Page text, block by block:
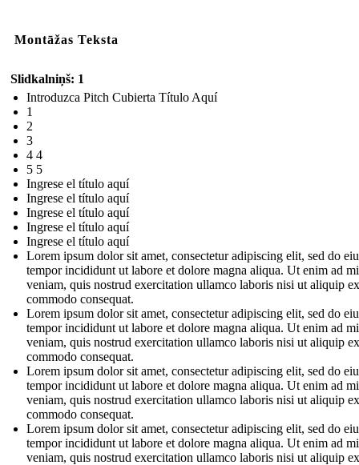
Montāžas Teksta
Slidkalniņš: 1
Introduzca Pitch Cubierta Título Aquí
1
2
3
4 4
5 5
Ingrese el título aquí
Ingrese el título aquí
Ingrese el título aquí
Ingrese el título aquí
Ingrese el título aquí
Lorem ipsum dolor sit amet, consectetur adipiscing elit, sed do
tempor incididunt ut labore et dolore magna aliqua. Ut enim ad
veniam, quis nostrud exercitation ullamco laboris nisi ut aliquip
commodo consequat.
Lorem ipsum dolor sit amet, consectetur adipiscing elit, sed do
tempor incididunt ut labore et dolore magna aliqua. Ut enim ad
veniam, quis nostrud exercitation ullamco laboris nisi ut aliquip
commodo consequat.
Lorem ipsum dolor sit amet, consectetur adipiscing elit, sed do
tempor incididunt ut labore et dolore magna aliqua. Ut enim ad
veniam, quis nostrud exercitation ullamco laboris nisi ut aliquip
commodo consequat.
Lorem ipsum dolor sit amet, consectetur adipiscing elit, sed do
tempor incididunt ut labore et dolore magna aliqua. Ut enim ad
veniam, quis nostrud exercitation ullamco laboris nisi ut aliquip